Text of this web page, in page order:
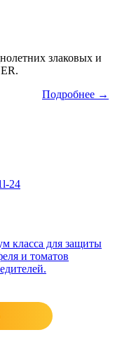
злаковых и
Подробнее →
класса для защиты
и томатов